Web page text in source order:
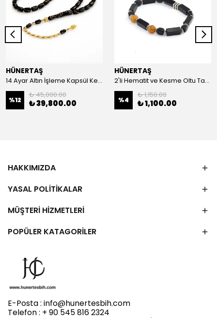
HÜNERTAŞ
14 Ayar Altın İşleme Kapsül Kesim Oltu Taşı Tespih
%12
₺ 45,000.00
₺ 39,800.00
HÜNERTAŞ
2'li Hematit ve Kesme Oltu Taşı Bileklik
%4
₺ 1,150.00
₺ 1,100.00
HAKKIMIZDA
YASAL POLİTİKALAR
MÜŞTERİ HİZMETLERİ
POPÜLER KATAGORİLER
E-Posta : info@hunertesbih.com
Telefon : + 90 545 816 2324